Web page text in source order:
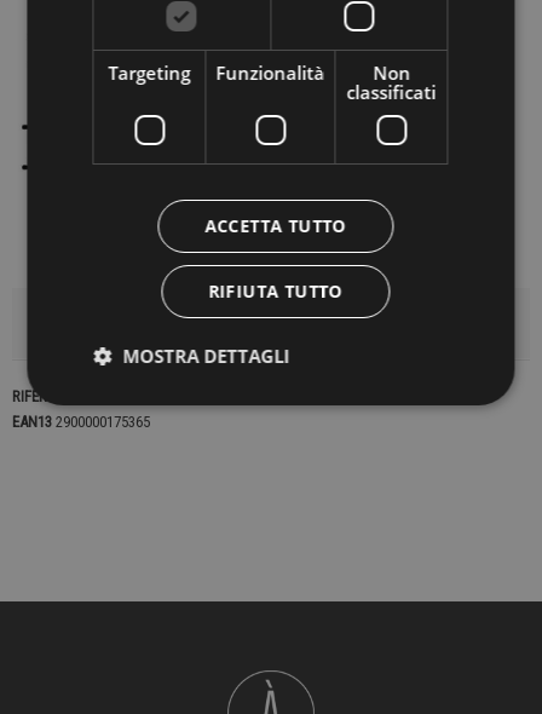
DETTAGLI DEL PRODOTTO
RIFERIMENTO
EAN13 2900000175365
Targeting Funzionalità
Non
classificati
ACCETTA TUTTO
RIFIUTA TUTTO
MOSTRA DETTAGLI